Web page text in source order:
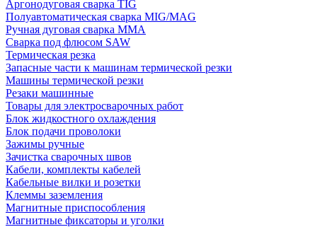
Аргонодуговая сварка TIG
Полуавтоматическая сварка MIG/MAG
Ручная дуговая сварка MMA
Сварка под флюсом SAW
Термическая резка
Запасные части к машинам термической резки
Машины термической резки
Резаки машинные
Товары для электросварочных работ
Блок жидкостного охлаждения
Блок подачи проволоки
Зажимы ручные
Зачистка сварочных швов
Кабели, комплекты кабелей
Кабельные вилки и розетки
Клеммы заземления
Магнитные приспособления
Магнитные фиксаторы и уголки